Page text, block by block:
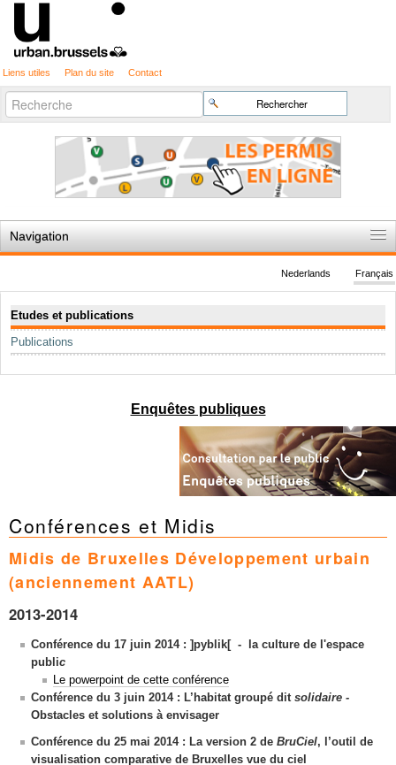
Liens utiles Plan du site Contact
Chercher par
Recherche
avancée…
Navigation
Règles du jeu
Permis d'urbanisme
Cartographie
Etudes et publications
Français
Nederlands
Etudes et publications
Publications
Enquêtes publiques
Conférences et Midis
Midis de Bruxelles Développement urbain
(anciennement AATL)
2013-2014
Conférence du 17 juin 2014 : ]pyblik[ - la culture de l'espace
public
Le powerpoint de cette conférence
Conférence du 3 juin 2014 : L’habitat groupé dit solidaire -
Obstacles et solutions à envisager
Conférence du 25 mai 2014 : La version 2 de BruCiel, l’outil de
visualisation comparative de Bruxelles vue du ciel